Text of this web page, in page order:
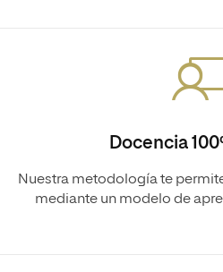
Docencia
Nuestra metodología te
mediante un modelo de